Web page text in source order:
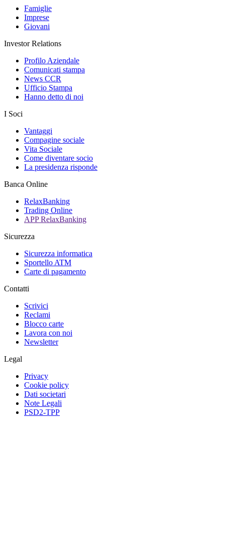
Famiglie
Imprese
Giovani
Investor Relations
Profilo Aziendale
Comunicati stampa
News CCR
Ufficio Stampa
Hanno detto di noi
I Soci
Vantaggi
Compagine sociale
Vita Sociale
Come diventare socio
La presidenza risponde
Banca Online
RelaxBanking
Trading Online
APP RelaxBanking
Sicurezza
Sicurezza informatica
Sportello ATM
Carte di pagamento
Contatti
Scrivici
Reclami
Blocco carte
Lavora con noi
Newsletter
Legal
Privacy
Cookie policy
Dati societari
Note Legali
PSD2-TPP